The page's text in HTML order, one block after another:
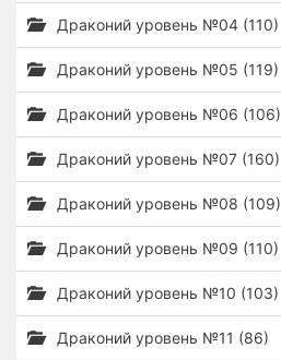
Драконий уровень №04 (110)
Драконий уровень №05 (119)
Драконий уровень №06 (106)
Драконий уровень №07 (160)
Драконий уровень №08 (109)
Драконий уровень №09 (110)
Драконий уровень №10 (103)
Драконий уровень №11 (86)